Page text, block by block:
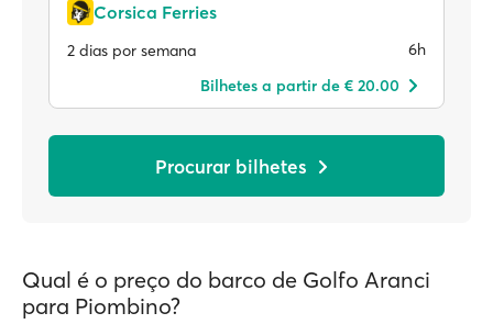
Corsica Ferries
2 dias por semana
6h
Bilhetes a partir de € 20.00
Procurar bilhetes
Qual é o preço do barco de Golfo Aranci
para Piombino?